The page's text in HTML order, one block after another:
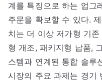
계를 특징으로 하는 업그
주문을 확보할 수 있다.
치는 더 이상 저가형 기
형 개조, 패키지형 납품,
스템과 연계된 통합 솔루
시장의 주요 과제는 경기